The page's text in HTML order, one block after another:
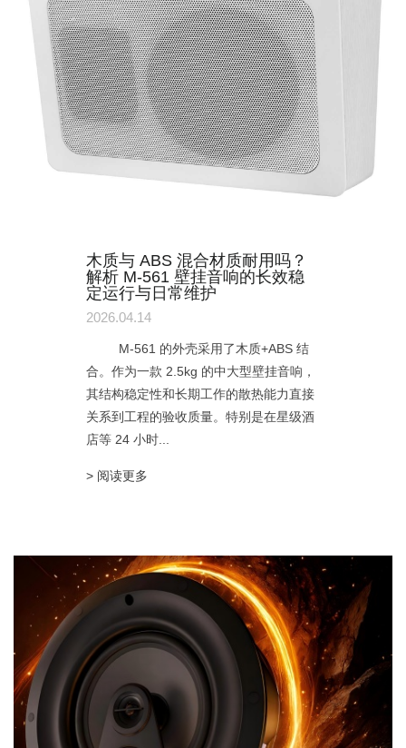
木质与 ABS 混合材质耐用吗？
解析 M-561 壁挂音响的长效稳
定运行与日常维护
2026.04.14
M-561 的外壳采用了木质+ABS 结
合。作为一款 2.5kg 的中大型壁挂音响，
其结构稳定性和长期工作的散热能力直接
关系到工程的验收质量。特别是在星级酒
店等 24 小时...
> 阅读更多